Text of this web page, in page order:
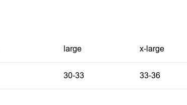
large x-large
30-33 33-36